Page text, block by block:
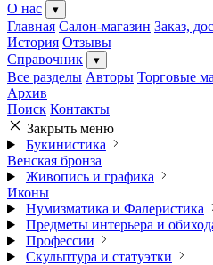
О нас
▾
Главная Салон-магазин Заказ,
История Отзывы
Справочник
▾
Все разделы Авторы Торговые
Архив
Поиск Контакты
Закрыть меню
Букинистика
Венская бронза
Живопись и графика
Иконы
Нумизматика и Фалеристика
Предметы интерьера и
Профессии
Скульптура и статуэтки